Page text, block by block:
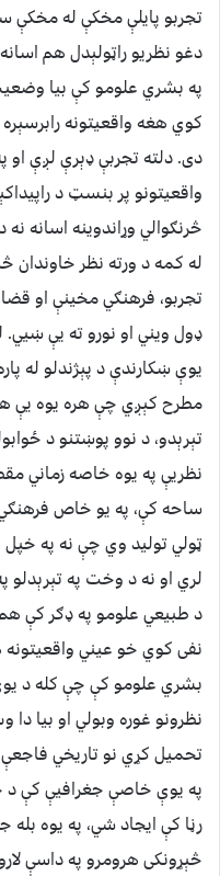
تجربو پایلې مخکې له مخکې
دغو نظریو راټولېدل هم
په بشري علومو کې بیا
کوي هغه واقعیتونه
دی. دلته تجربې ډېرې لږې او
واقعیتونو پر بنسټ د
څرنګوالي وړاندوینه اسانه
له کمه د ورته نظر خاوندان
تجربو، فرهنګي مخینې او
ډول ویني او نورو ته یې
یوې ښکارندې د پېژندلو له
مطرح کېږي چې هره یوه یې
تېرېدو، د نوو پوښتنو د
نظریې په یوه خاصه زماني
ساحه کې، په یو خاص
ټولي تولید وي چې نه په
لري او نه د وخت په
د طبیعي علومو په ډګر کې هم
نفی کوي خو عیني
بشري علومو کې چې کله د
نظرونو غوره وبولي او بیا
تحمیل کړي نو تاریخي
په یوې خاصې جغرافیې کې د
رڼا کې ایجاد شي، په یوه
څېړونکی هرومرو په داسې